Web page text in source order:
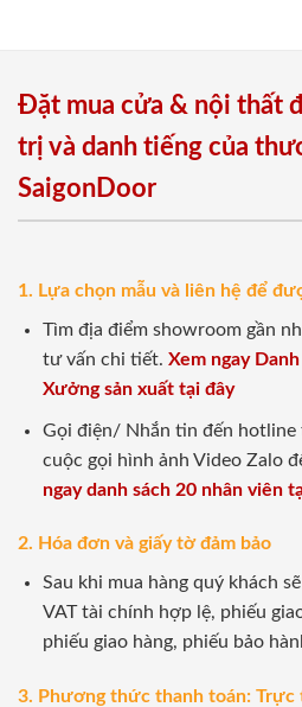
Đặt mua cửa & nội thất
trị và danh tiếng của
SaigonDoor
1. Lựa chọn mẫu và liên hệ để
Tìm địa điểm showroom gần
tư vấn chi tiết. Xem ngay
Xưởng sản xuất tại đây
Gọi điện/ Nhắn tin đến
cuộc gọi hình ảnh Video Zalo
ngay danh sách 20 nhân viên
2. Hóa đơn và giấy tờ đảm bảo
Sau khi mua hàng quý khách
VAT tài chính hợp lệ, phiếu
phiếu giao hàng, phiếu bảo
3. Phương thức thanh toán: Trực